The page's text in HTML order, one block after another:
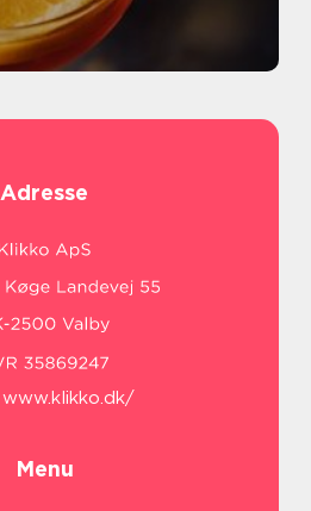
Adresse
www.klikko.dk/
Menu